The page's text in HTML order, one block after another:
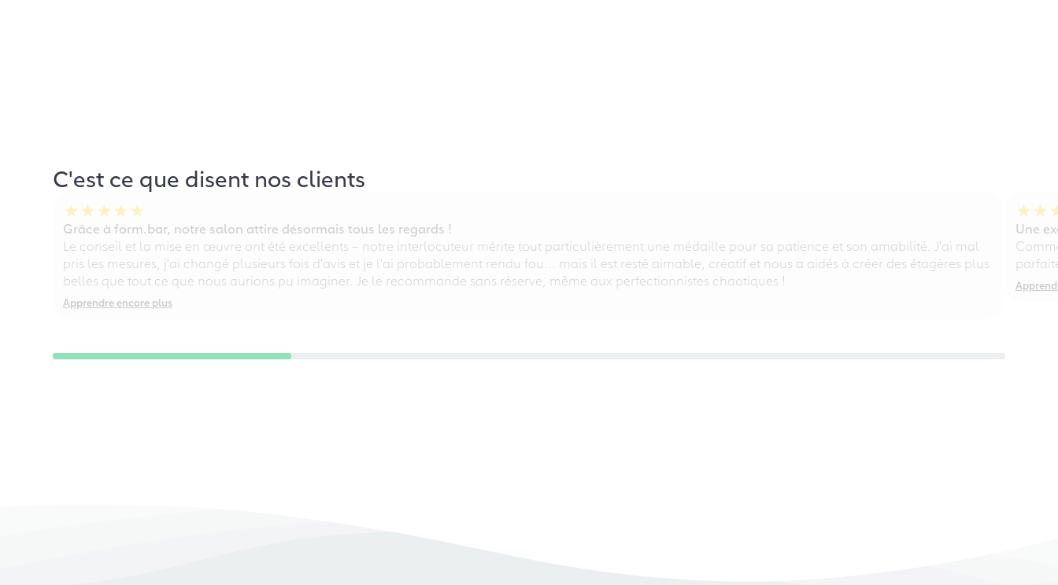
C'est ce que disent nos clients
Grâce à form.bar, notre salon attire désormais tous les regards !
Le conseil et la mise en œuvre ont été excellents – notre interlocuteur mérite tout particulièrement une médaille pour sa patience et son amabilité. J'ai mal
pris les mesures, j'ai changé plusieurs fois d'avis et je l'ai probablement rendu fou... mais il est resté aimable, créatif et nous a aidés à créer des étagères plus
belles que tout ce que nous aurions pu imaginer. Je le recommande sans réserve, même aux perfectionnistes chaotiques !
Apprendre encore plus
Une